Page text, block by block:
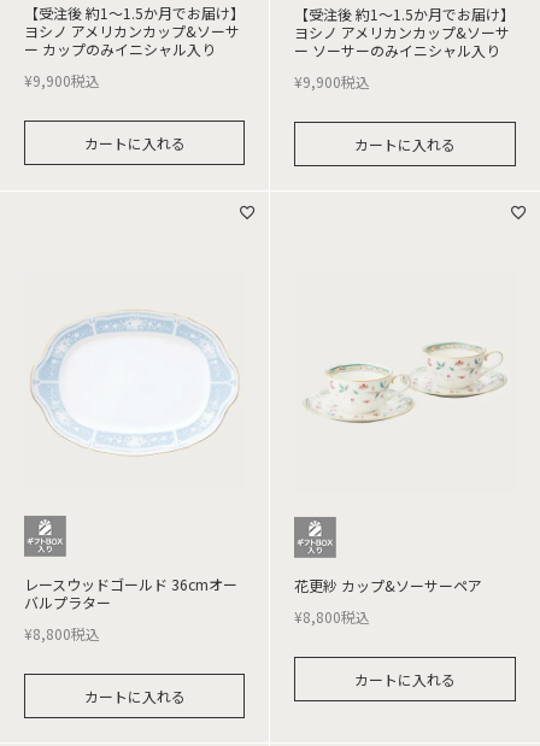
【受注後 約1～1.5か月でお届け】
ヨシノ アメリカンカップ&ソーサ
ー カップのみイニシャル入り
¥9,900税込
カートに入れる
【受注後 約1～1.5か月でお届け】
ヨシノ アメリカンカップ&ソーサ
ー ソーサーのみイニシャル入り
¥9,900税込
カートに入れる
レースウッドゴールド 36cmオー
バルプラター
¥8,800税込
カートに入れる
花更紗 カップ&ソーサーペア
¥8,800税込
カートに入れる